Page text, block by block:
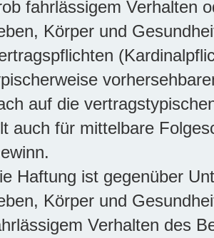
fahrlässigem Verhalten
Körper und
auf die
auch für mittelbare
Haftung ist gegenüber
Körper und
Verhalten des